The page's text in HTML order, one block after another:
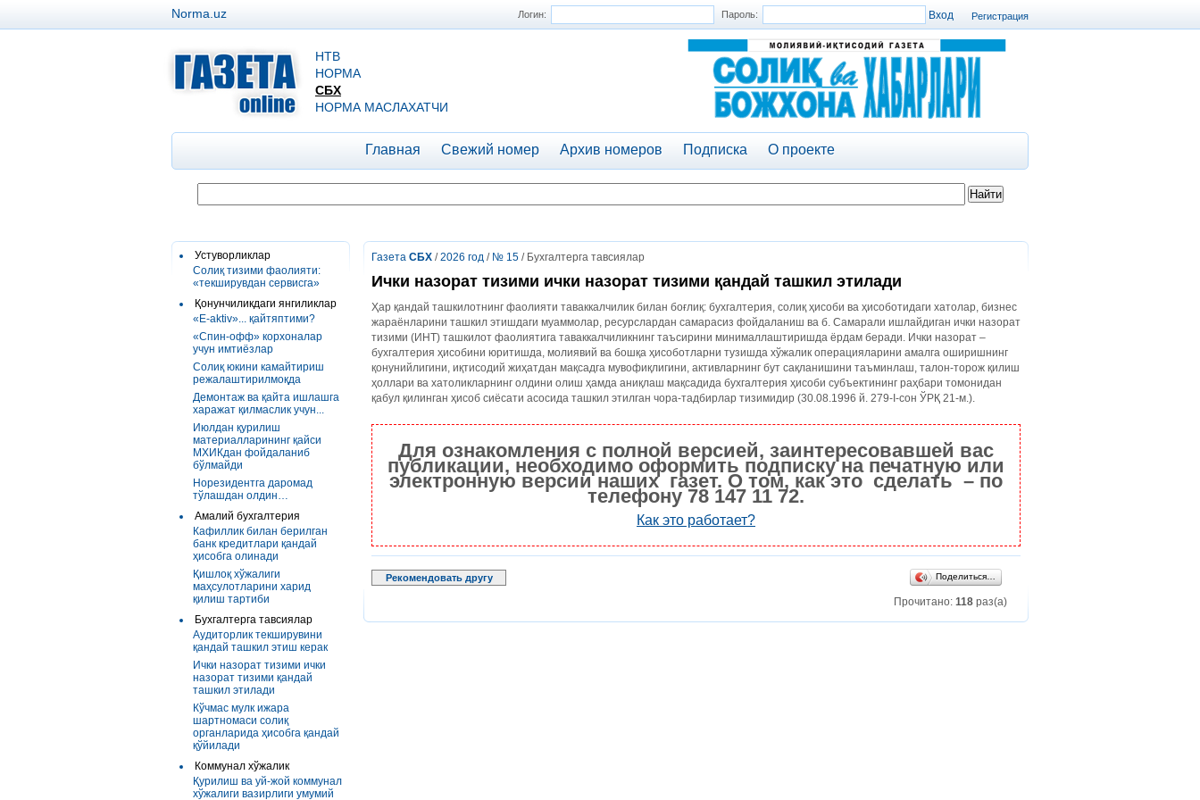
Регистрация
Логин: Пароль:
Norma.uz
НТВ
НОРМА
СБХ
НОРМА МАСЛАХАТЧИ
Главная Свежий номер Архив номеров Подписка О проекте
Устуворликлар
Солиқ тизими фаолияти:
«текширувдан сервисга»
Қонунчиликдаги янгиликлар
«E-aktiv»... қайтяптими?
«Спин-офф» корхоналар
учун имтиёзлар
Солиқ юкини камайтириш
режалаштирилмоқда
Демонтаж ва қайта ишлашга
харажат қилмаслик учун...
Июлдан қурилиш
материалларининг қайси
МХИКдан фойдаланиб
бўлмайди
Норезидентга даромад
тўлашдан олдин…
Амалий бухгалтерия
Кафиллик билан берилган
банк кредитлари қандай
ҳисобга олинади
Қишлоқ хўжалиги
маҳсулотларини харид
қилиш тартиби
Бухгалтерга тавсиялар
Аудиторлик текширувини
қандай ташкил этиш керак
Ички назорат тизими ички
назорат тизими қандай
ташкил этилади
Кўчмас мулк ижара
шартномаси солиқ
органларида ҳисобга қандай
қўйилади
Коммунал хўжалик
Қурилиш ва уй-жой коммунал
хўжалиги вазирлиги умумий
Газета СБХ /2026 год / № 15 / Бухгалтерга тавсиялар
Ички назорат тизими ички назорат тизими қандай ташкил этилади
Ҳар қандай ташкилотнинг фаолияти таваккалчилик билан боғлиқ: бухгалтерия, солиқ ҳисоби ва ҳисоботидаги хатолар, бизнес
жараёнларини ташкил этишдаги муаммолар, ресурслардан самарасиз фойдаланиш ва б. Самарали ишлайдиган ички назорат
тизими (ИНТ) ташкилот фаолиятига таваккалчиликнинг таъсирини минималлаштиришда ёрдам беради. Ички назорат –
бухгалтерия ҳисобини юритишда, молиявий ва бошқа ҳисоботларни тузишда хўжалик операцияларини амалга оширишнинг
қонунийлигини, иқтисодий жиҳатдан мақсадга мувофиқлигини, активларнинг бут сақланишини таъминлаш, талон-торож қилиш
ҳоллари ва хатоликларнинг олдини олиш ҳамда аниқлаш мақсадида бухгалтерия ҳисоби субъектининг раҳбари томонидан
қабул қилинган ҳисоб сиёсати асосида ташкил этилган чора-тадбирлар тизимидир (30.08.1996 й. 279-I-сон ЎРҚ 21-м.).
Для ознакомления с полной версией, заинтересовавшей вас
публикации, необходимо оформить подписку на печатную или
электронную версии наших газет. О том, как это сделать – по
телефону 78 147 11 72.
Как это работает?
Рекомендовать другу Поделиться…
Прочитано: 118 раз(а)